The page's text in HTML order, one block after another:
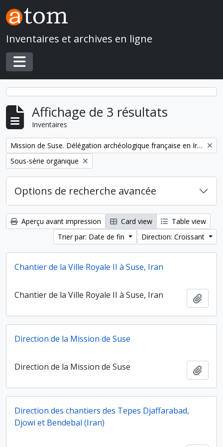
Skip to main content
Inventaires et archives en ligne
Toggle navigation
Affichage de 3 résultats
Inventaires
Remove filter:
Mission de Suse. Délégation archéologique française en Iran
Remove filter:
Sous-série organique
Options de recherche avancée
Aperçu avant impression Card view
Table view
Trier par: Date de fin
Direction: Croissant
Chantier de la Ville Royale II à Suse, Iran
Chantier de la Ville Royale II à Suse, Iran
Direction de la Mission de Suse
Direction de la Mission de Suse
Direction des chantiers des Tepes Djaffarabad,
Djowi et Bendebal (Iran)